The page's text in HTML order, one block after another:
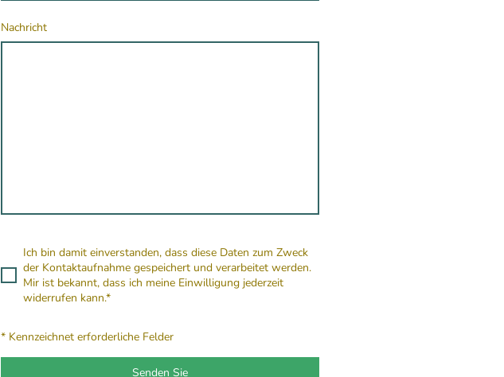
Nachricht
Ich bin damit einverstanden, dass diese Daten zum Zweck
der Kontaktaufnahme gespeichert und verarbeitet werden.
Mir ist bekannt, dass ich meine Einwilligung jederzeit
widerrufen kann.*
* Kennzeichnet erforderliche Felder
Senden Sie